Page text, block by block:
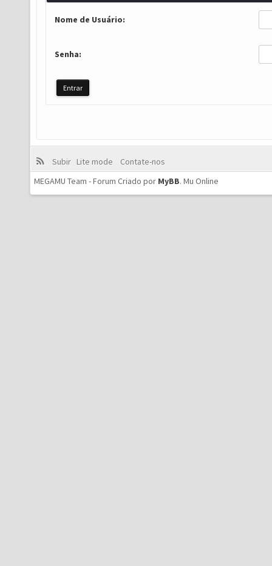
Nome de Usuário:
Senha:
Subir Lite mode
Contate-nos
MEGAMU Team - Forum Criado por MyBB. Mu Online